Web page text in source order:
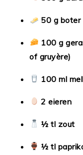
50 g boter
100 g
of gruyère)
100 ml
2 eieren
½ tl zout
½ tl